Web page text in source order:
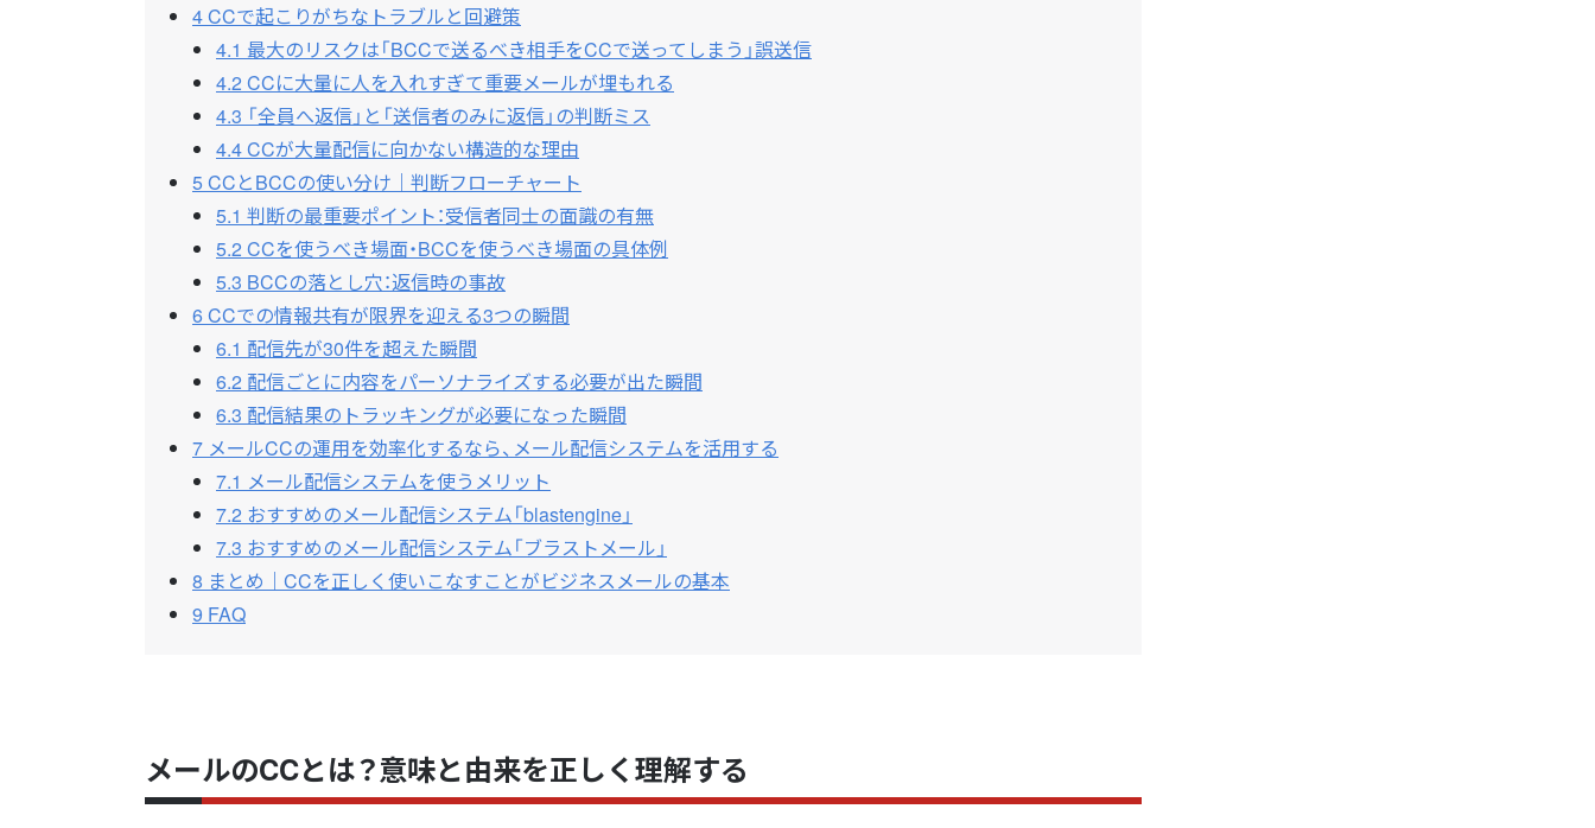
4CCで起こりがちなトラブルと回避策
4.1 最大のリスクは「BCCで送るべき相手をCCで送ってしまう」誤送信
4.2 CCに大量に人を入れすぎて重要メールが埋もれる
4.3 「全員へ返信」と「送信者のみに返信」の判断ミス
4.4CCが大量配信に向かない構造的な理由
5CCとBCCの使い分け｜判断フローチャート
5.1 判断の最重要ポイント：受信者同士の面識の有無
5.2 CCを使うべき場面・BCCを使うべき場面の具体例
5.3 BCCの落とし穴：返信時の事故
6CCでの情報共有が限界を迎える3つの瞬間
6.1 配信先が30件を超えた瞬間
6.2 配信ごとに内容をパーソナライズする必要が出た瞬間
6.3 配信結果のトラッキングが必要になった瞬間
7 メールCCの運用を効率化するなら、メール配信システムを活用する
7.1 メール配信システムを使うメリット
7.2 おすすめのメール配信システム「blastengine」
7.3 おすすめのメール配信システム「ブラストメール」
8 まとめ｜CCを正しく使いこなすことがビジネスメールの基本
9 FAQ
メールのCCとは？意味と由来を正しく理解する